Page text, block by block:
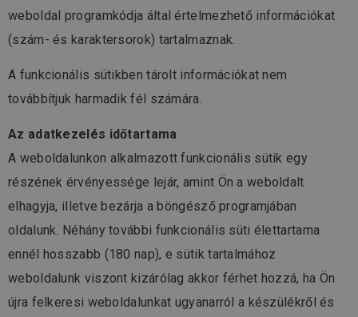
weboldal programkódja által értelmezhető információkat
(szám- és karaktersorok) tartalmaznak.
A funkcionális sütikben tárolt információkat nem
továbbítjuk harmadik fél számára.
Az adatkezelés időtartama
A weboldalunkon alkalmazott funkcionális sütik egy
részének érvényessége lejár, amint Ön a weboldalt
elhagyja, illetve bezárja a böngésző programjában
oldalunk. Néhány további funkcionális süti élettartama
ennél hosszabb (180 nap), e sütik tartalmához
weboldalunk viszont kizárólag akkor férhet hozzá, ha Ön
újra felkeresi weboldalunkat ugyanarról a készülékről és